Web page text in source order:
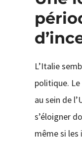
L’Italie
politique.
au sein de
s’éloigner
même si